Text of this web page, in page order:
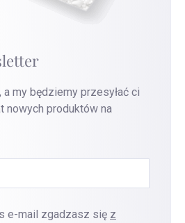
my będziemy przesyłać ci
nowych produktów na
e-mail zgadzasz się z